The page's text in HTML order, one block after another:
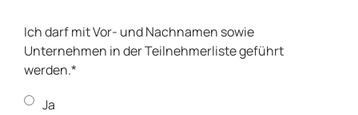
Ich darf mit Vor- und Nachnamen sowie
Unternehmen in der Teilnehmerliste geführt
werden.*
Ja